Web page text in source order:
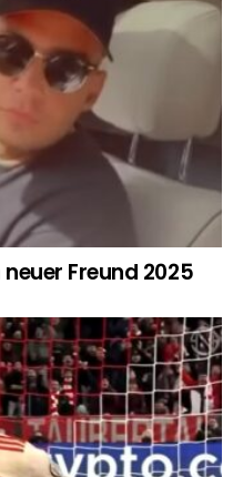
Freund 2025